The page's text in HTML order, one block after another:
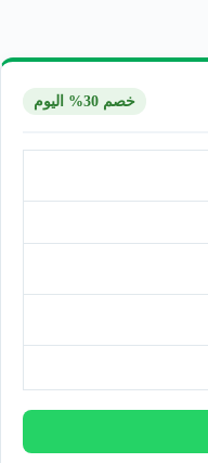
خصم 30% اليوم